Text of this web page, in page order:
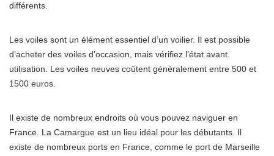
différents.
Les voiles sont un élément essentiel d’un voilier. Il est possible
d’acheter des voiles d’occasion, mais vérifiez l’état avant
utilisation. Les voiles neuves coûtent généralement entre 500 et
1500 euros.
Il existe de nombreux endroits où vous pouvez naviguer en
France. La Camargue est un lieu idéal pour les débutants. Il
existe de nombreux ports en France, comme le port de Marseille